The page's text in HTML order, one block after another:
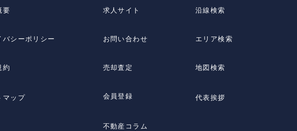
要
バシーポリシー
約
マップ
求人サイト
お問い合わせ
売却査定
会員登録
不動産コラム
沿線検索
エリア検索
地図検索
代表挨拶